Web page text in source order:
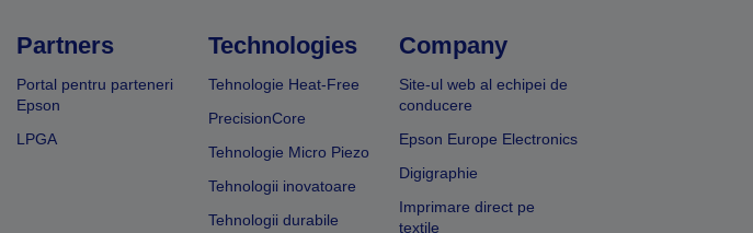
Partners
Portal pentru parteneri
Epson
LPGA
Technologies
Tehnologie Heat-Free
PrecisionCore
Tehnologie Micro Piezo
Tehnologii inovatoare
Tehnologii durabile
Company
Site-ul web al echipei de
conducere
Epson Europe Electronics
Digigraphie
Imprimare direct pe
textile